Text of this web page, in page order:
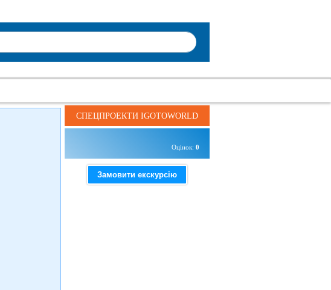
СПЕЦПРОЕКТИ IGOTOWORLD
Оцінок: 0
Замовити екскурсію